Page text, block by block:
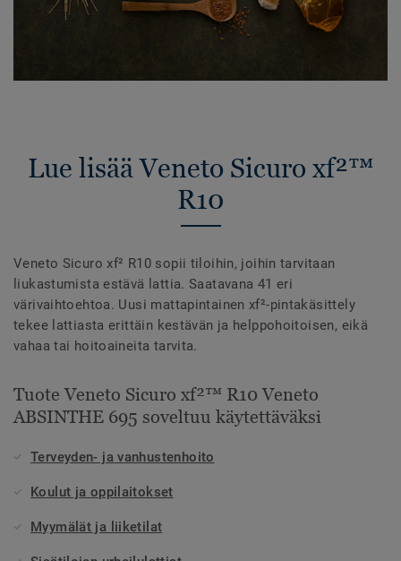
Lue lisää Veneto Sicuro xf²™
R10
Veneto Sicuro xf² R10 sopii tiloihin, joihin tarvitaan
liukastumista estävä lattia. Saatavana 41 eri
värivaihtoehtoa. Uusi mattapintainen xf²-pintakäsittely
tekee lattiasta erittäin kestävän ja helppohoitoisen, eikä
vahaa tai hoitoaineita tarvita.
Tuote Veneto Sicuro xf²™ R10 Veneto
ABSINTHE 695 soveltuu käytettäväksi
Terveyden- ja vanhustenhoito
Koulut ja oppilaitokset
Myymälät ja liiketilat